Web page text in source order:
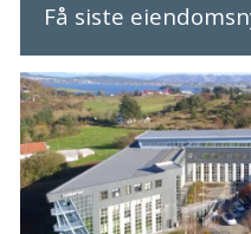
Få siste